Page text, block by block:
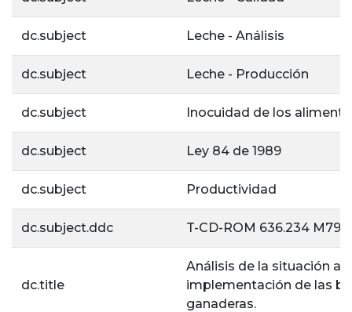
dc.subject Leche - Análisis
dc.subject Leche - Producción
dc.subject Inocuidad de los
dc.subject Ley 84 de 1989
dc.subject Productividad
dc.subject.ddc T-CD-ROM 636.234 M798
dc.title
Análisis de la situación
implementación de las
ganaderas.